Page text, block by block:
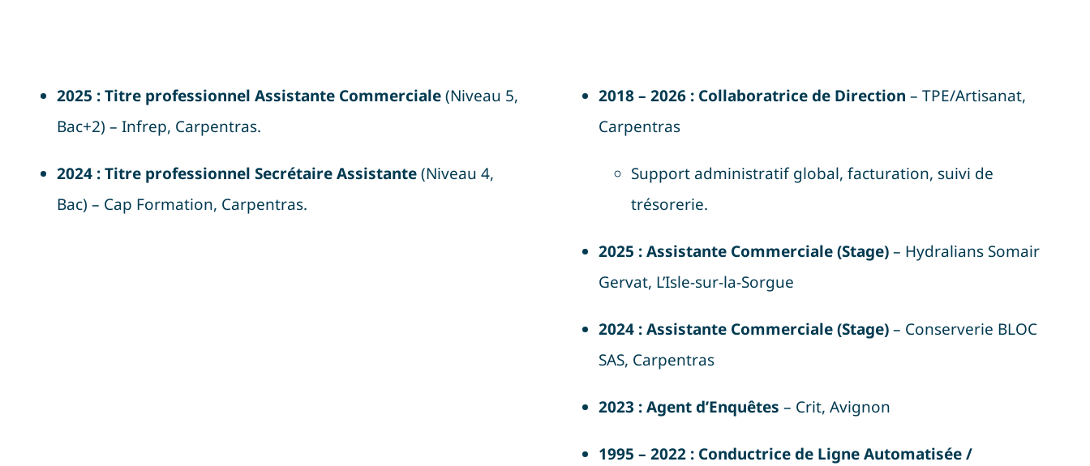
2025 : Titre professionnel Assistante Commerciale(Niveau 5,
Bac+2) – Infrep, Carpentras.
2024 : Titre professionnel Secrétaire Assistante(Niveau 4,
Bac) – Cap Formation, Carpentras.
2018 – 2026 : Collaboratrice de Direction – TPE/Artisanat,
Carpentras
Support administratif global, facturation, suivi de
trésorerie.
2025 : Assistante Commerciale (Stage)– Hydralians Somair
Gervat, L’Isle-sur-la-Sorgue
2024 : Assistante Commerciale (Stage)– Conserverie BLOC
SAS, Carpentras
2023 : Agent d’Enquêtes – Crit, Avignon
1995 – 2022 : Conductrice de Ligne Automatisée /